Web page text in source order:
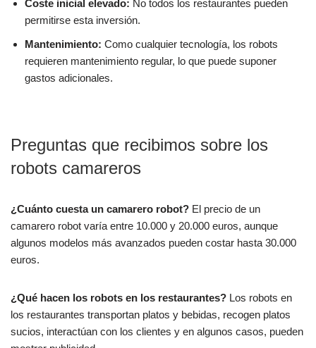
Coste inicial elevado: No todos los restaurantes pueden
permitirse esta inversión.
Mantenimiento: Como cualquier tecnología, los robots
requieren mantenimiento regular, lo que puede suponer
gastos adicionales.
Preguntas que recibimos sobre los
robots camareros
¿Cuánto cuesta un camarero robot? El precio de un
camarero robot varía entre 10.000 y 20.000 euros, aunque
algunos modelos más avanzados pueden costar hasta 30.000
euros.
¿Qué hacen los robots en los restaurantes? Los robots en
los restaurantes transportan platos y bebidas, recogen platos
sucios, interactúan con los clientes y en algunos casos, pueden